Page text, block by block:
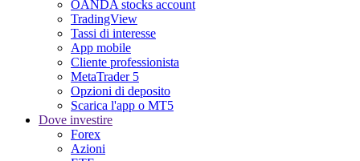
OANDA stocks account
TradingView
Tassi di interesse
App mobile
Cliente professionista
MetaTrader 5
Opzioni di deposito
Scarica l'app o MT5
Dove investire
Forex
Azioni